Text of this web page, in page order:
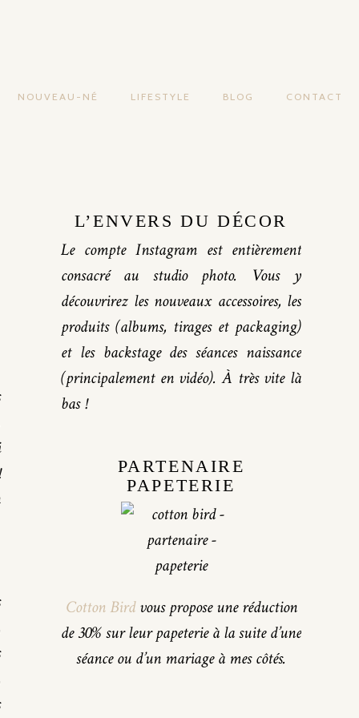
NOUVEAU-NÉ LIFESTYLE BLOG CONTACT
L’ENVERS DU DÉCOR
Le compte Instagram est entièrement
consacré au studio photo. Vous y
découvrirez les nouveaux accessoires, les
produits (albums, tirages et packaging)
et les backstage des séances naissance
(principalement en vidéo). À très vite là
bas !
PARTENAIRE
PAPETERIE
Cotton Birdvous propose une réduction
de 30% sur leur papeterie à la suite d’une
séance ou d’un mariage à mes côtés.